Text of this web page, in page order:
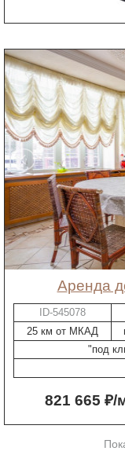
Аренда
ID-545078
25 км от МКАД
"под
821 665 ₽/